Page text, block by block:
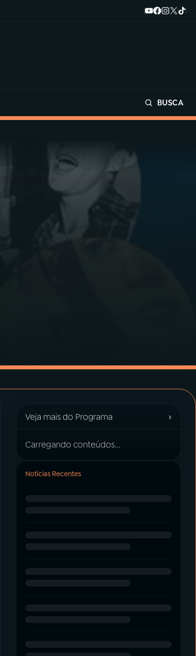
BUSCA
Veja mais do Programa ›
Carregando conteúdos...
Notícias Recentes